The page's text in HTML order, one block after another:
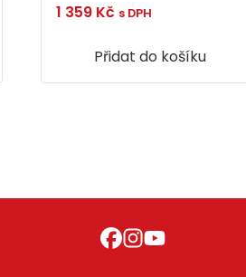
1 359 Kč s DPH
Přidat do košíku